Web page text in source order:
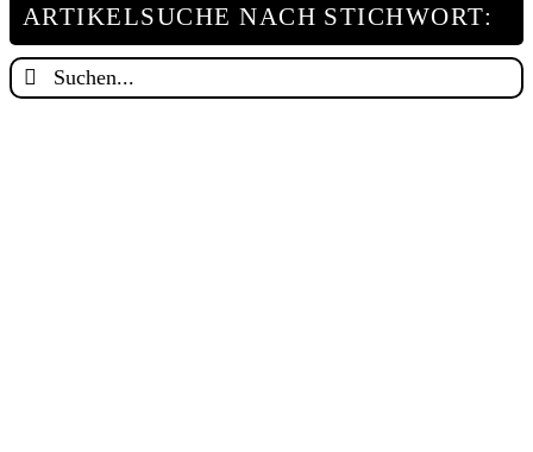
ARTIKELSUCHE NACH STICHWORT:
Suche